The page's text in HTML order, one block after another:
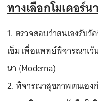
ทางเลือกโมเดอร์
1. ตรวจสอบว่าตนเองรับ
เข็ม เพื่อแพทย์พิจารณาเ
นา (Moderna)
2. พิจารณาสุขภาพตนเอง